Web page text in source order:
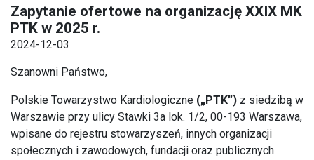
Zapytanie ofertowe na organizację XXIX MK
PTK w 2025 r.
2024-12-03
Szanowni Państwo,
Polskie Towarzystwo Kardiologiczne („PTK”) z siedzibą w
Warszawie przy ulicy Stawki 3a lok. 1/2, 00-193 Warszawa,
wpisane do rejestru stowarzyszeń, innych organizacji
społecznych i zawodowych, fundacji oraz publicznych